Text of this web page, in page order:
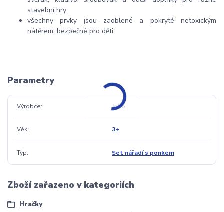
stavební hry
všechny prvky jsou zaoblené a pokryté netoxickým
nátěrem, bezpečné pro děti
Parametry
Výrobce Joko
Věk 3+
Typ Set nářadí s ponkem
Zboží zařazeno v kategoriích
Hračky